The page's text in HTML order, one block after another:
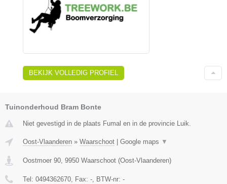
BEKIJK VOLLEDIG PROFIEL
Tuinonderhoud Bram Bonte
Niet gevestigd in de plaats Fumal en in de provincie Luik.
Oost-Vlaanderen » Waarschoot Google maps ▼
Oostmoer 90, 9950 Waarschoot (Oost-Vlaanderen)
Tel: 0494362670, Fax: -, BTW-nr: -